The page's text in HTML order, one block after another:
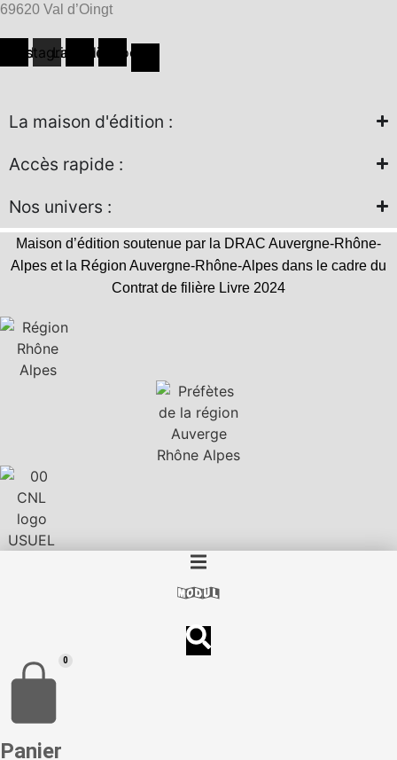
69620 Val d’Oingt
InstagramLinkedinFacebook
La maison d'édition :
Accès rapide :
Nos univers :
Maison d’édition soutenue par la DRAC Auvergne-Rhône-
Alpes et la Région Auvergne-Rhône-Alpes dans le cadre du
Contrat de filière Livre 2024
0
Panier